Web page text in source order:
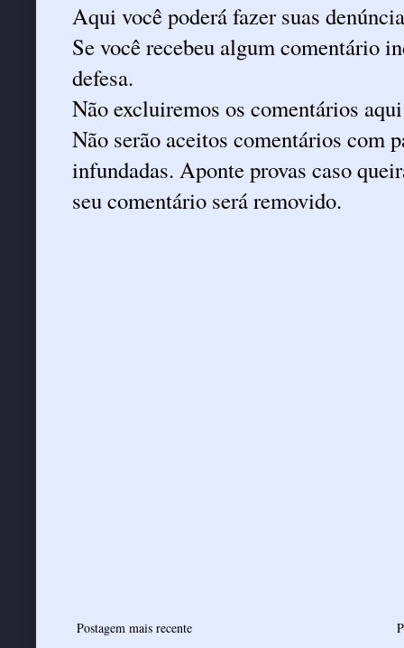
Aqui você poderá fazer suas
Se você recebeu algum comentário
defesa.
Não excluiremos os comentários
Não serão aceitos comentários com
infundadas. Aponte provas caso
seu comentário será removido.
Postagem mais recente